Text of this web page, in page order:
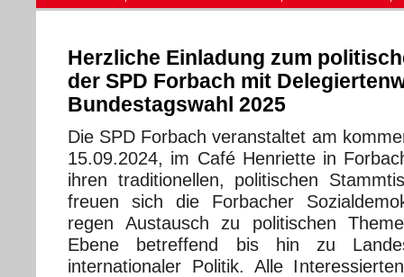
Herzliche Einladung zum
der SPD Forbach mit
Bundestagswahl 2025
Die SPD Forbach veranstaltet am
15.09.2024, im Café Henriette in
ihren traditionellen, politischen
freuen sich die Forbacher
regen Austausch zu politischen
Ebene betreffend bis hin zu
internationaler Politik. Alle